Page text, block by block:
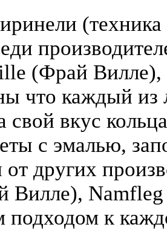
(техника
(Фрай
что каждый
вкус
с эмалью,
других
Вилле),
к